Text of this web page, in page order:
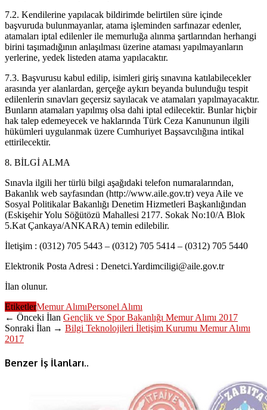
7.2. Kendilerine yapılacak bildirimde belirtilen süre içinde
başvuruda bulunmayanlar, atama işleminden sarfınazar edenler,
atamaları iptal edilenler ile memurluğa alınma şartlarından herhangi
birini taşımadığının anlaşılması üzerine ataması yapılmayanların
yerlerine, yedek listeden atama yapılacaktır.
7.3. Başvurusu kabul edilip, isimleri giriş sınavına katılabilecekler
arasında yer alanlardan, gerçeğe aykırı beyanda bulunduğu tespit
edilenlerin sınavları geçersiz sayılacak ve atamaları yapılmayacaktır.
Bunların atamaları yapılmış olsa dahi iptal edilecektir. Bunlar hiçbir
hak talep edemeyecek ve haklarında Türk Ceza Kanununun ilgili
hükümleri uygulanmak üzere Cumhuriyet Başsavcılığına intikal
ettirilecektir.
8. BİLGİ ALMA
Sınavla ilgili her türlü bilgi aşağıdaki telefon numaralarından,
Bakanlık web sayfasından (http://www.aile.gov.tr) veya Aile ve
Sosyal Politikalar Bakanlığı Denetim Hizmetleri Başkanlığından
(Eskişehir Yolu Söğütözü Mahallesi 2177. Sokak No:10/A Blok
5.Kat Çankaya/ANKARA) temin edilebilir.
İletişim : (0312) 705 5443 – (0312) 705 5414 – (0312) 705 5440
Elektronik Posta Adresi : Denetci.Yardimciligi@aile.gov.tr
İlan olunur.
EtiketlerMemur AlımıPersonel Alımı
← Önceki İlan Gençlik ve Spor Bakanlığı Memur Alımı 2017
Sonraki İlan → Bilgi Teknolojileri İletişim Kurumu Memur Alımı
2017
Benzer İş İlanları..